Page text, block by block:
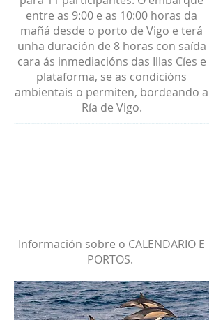
entre as 9:00 e as 10:00 horas da
mañá desde o porto de Vigo e terá
unha duración de 8 horas con saída
cara ás inmediacións das Illas Cíes e
plataforma, se as condicións
ambientais o permiten, bordeando a
Ría de Vigo.
Información sobre o CALENDARIO E
PORTOS.